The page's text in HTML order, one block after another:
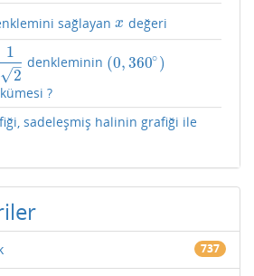
22 sağlayanx
x değeri
1
2
–
√
denkleminin (0,360∘ )
(0,360∘)
?
sadeleşmiş halinin grafiği ile
737